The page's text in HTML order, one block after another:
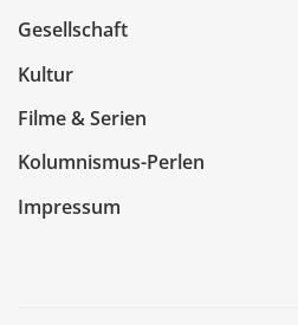
Gesellschaft
Kultur
Filme & Serien
Kolumnismus-Perlen
Impressum